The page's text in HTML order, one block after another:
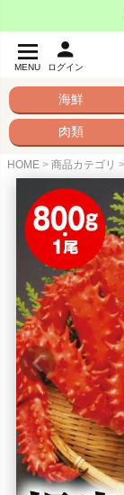
MENU ログイン
海鮮
肉類
HOME 商品カテゴリ